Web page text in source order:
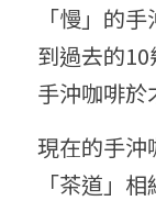
「慢」的
到過去的10
手沖咖啡於
現在的手沖
「茶道」